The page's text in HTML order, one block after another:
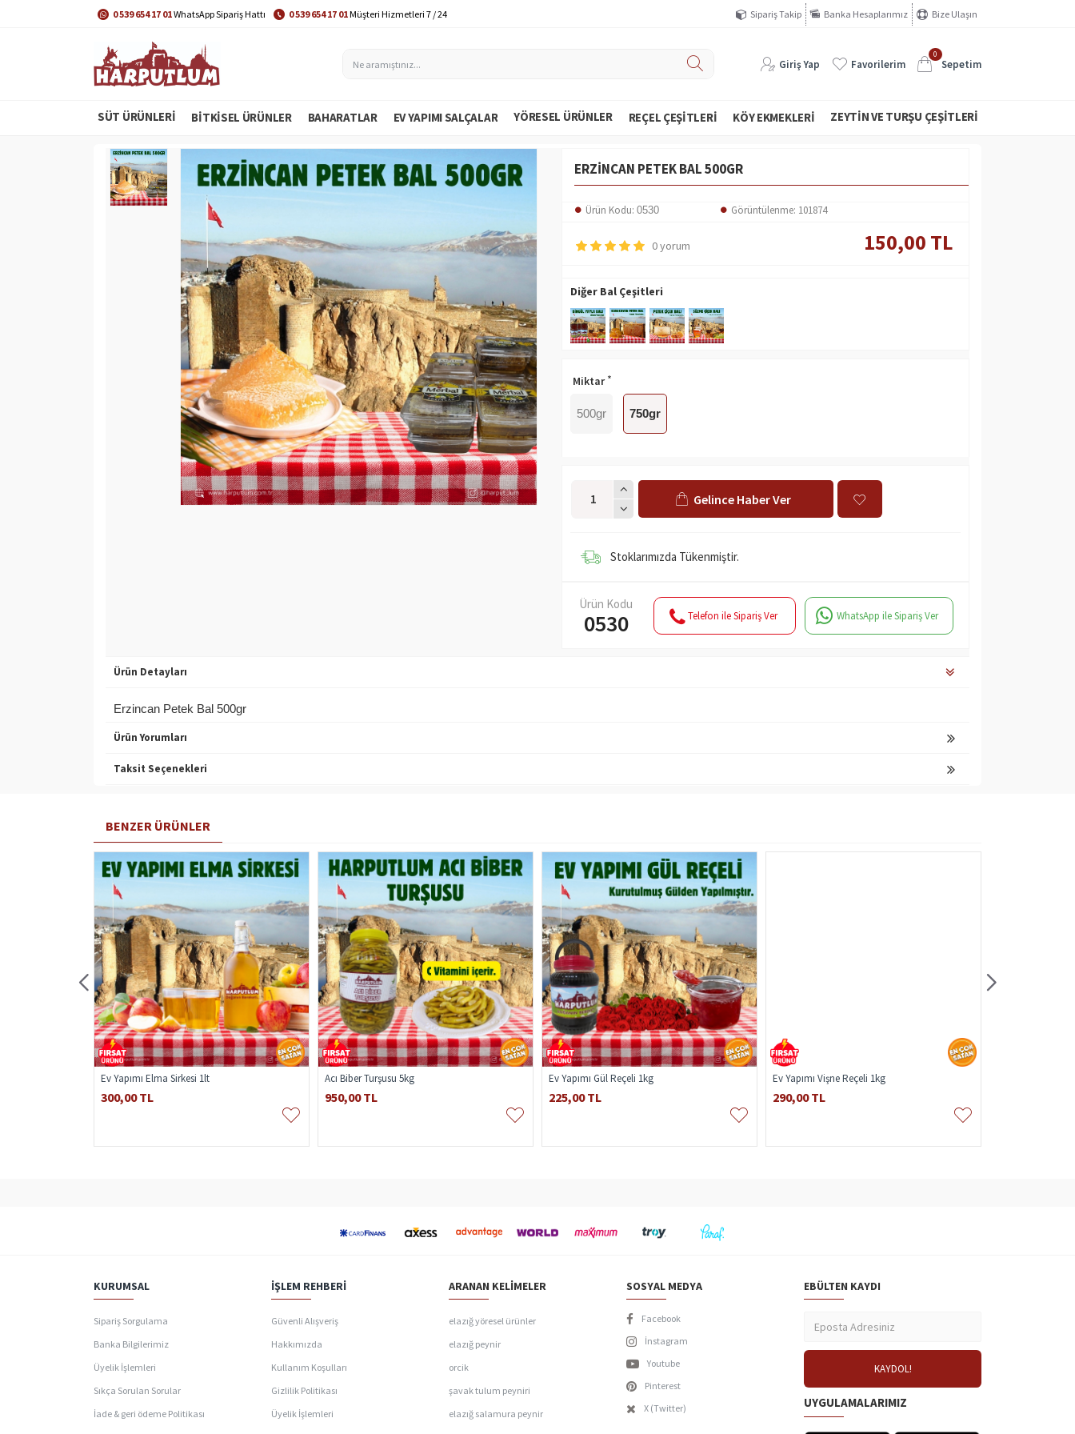
0 539 654 17 01WhatsApp Sipariş Hattı 0 539 654 17 01Müşteri Hizmetleri 7 / 24 Sipariş Takip Banka Hesaplarımız Bize Ulaşın
Giriş Yap Favorilerim
0
Sepetim
SÜT ÜRÜNLERİ BITKISEL ÜRÜNLER BAHARATLAR EV YAPIMI SALÇALAR YÖRESEL ÜRÜNLER REÇEL ÇEŞITLERI KÖY EKMEKLERI ZEYTIN VE TURŞU ÇEŞITLERI
ERZINCAN PETEK BAL 500GR
Ürün Kodu: 0530 Görüntülenme: 101874
0 yorum 150,00 TL
Diğer Bal Çeşitleri
Miktar
500gr 750gr
Gelince Haber Ver
Stoklarımızda Tükenmiştir.
Ürün Kodu
0530 Telefon ile Sipariş Ver WhatsApp ile Sipariş Ver
Ürün Detayları
Erzincan Petek Bal 500gr
Ürün Yorumları
Taksit Seçenekleri
BENZER ÜRÜNLER
Ev Yapımı Elma Sirkesi 1lt
300,00 TL
Acı Biber Turşusu 5kg
950,00 TL
Ev Yapımı Gül Reçeli 1kg
225,00 TL
Ev Yapımı Vişne Reçeli 1kg
290,00 TL
KURUMSAL
Sipariş Sorgulama
Banka Bilgilerimiz
Üyelik İşlemleri
Sıkça Sorulan Sorular
İade & geri ödeme Politikası
İŞLEM REHBERI
Güvenli Alışveriş
Hakkımızda
Kullanım Koşulları
Gizlilik Politikası
Üyelik İşlemleri
ARANAN KELIMELER
elazığ yöresel ürünler
elazığ peynir
orcik
şavak tulum peyniri
elazığ salamura peynir
SOSYAL MEDYA
Facebook
İnstagram
Youtube
Pinterest
X (Twitter)
EBÜLTEN KAYDI
UYGULAMALARIMIZ